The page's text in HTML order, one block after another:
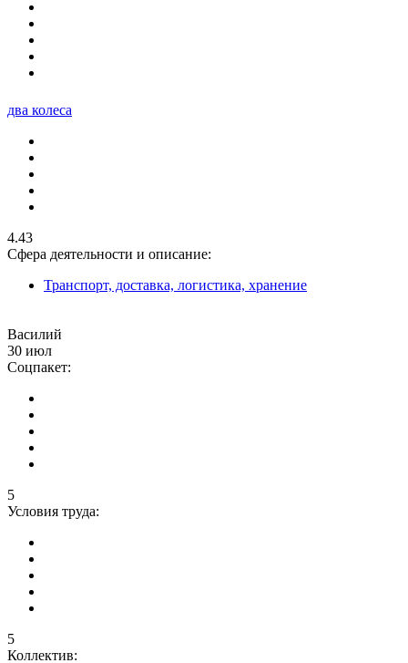
два колеса
4.43
Сфера деятельности и описание:
Транспорт, доставка, логистика, хранение
Василий
30 июл
Соцпакет:
5
Условия труда:
5
Коллектив: